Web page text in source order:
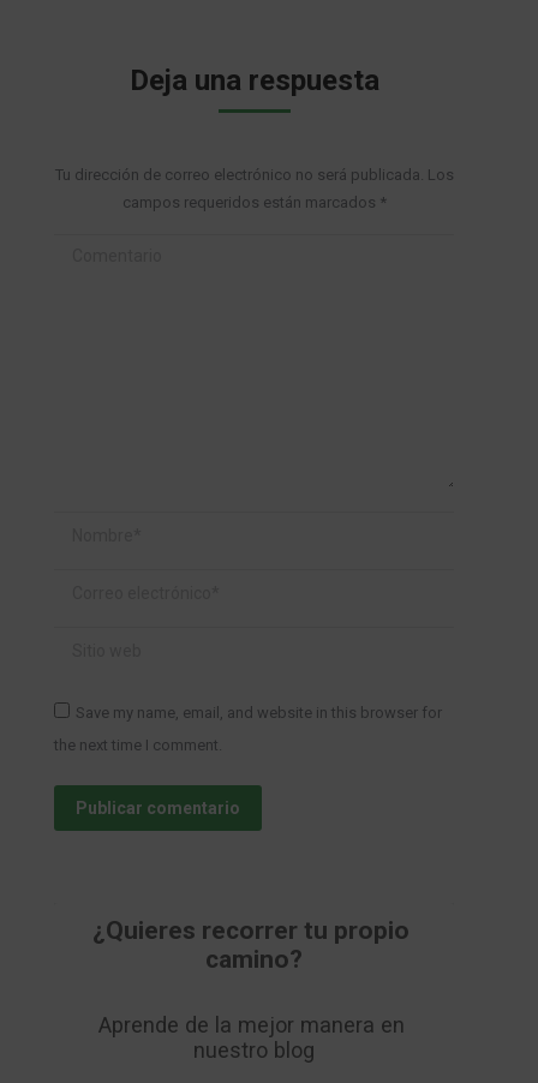
Deja una respuesta
Tu dirección de correo electrónico no será publicada. Los
campos requeridos están marcados *
Save my name, email, and website in this browser for
the next time I comment.
Publicar comentario
¿Quieres recorrer tu propio
camino?
Aprende de la mejor manera en
nuestro blog